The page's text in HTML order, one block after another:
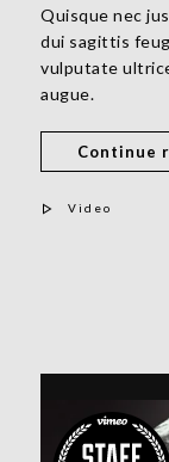
Quisque nec
dui sagittis
vulputate
augue.
Continue
Video